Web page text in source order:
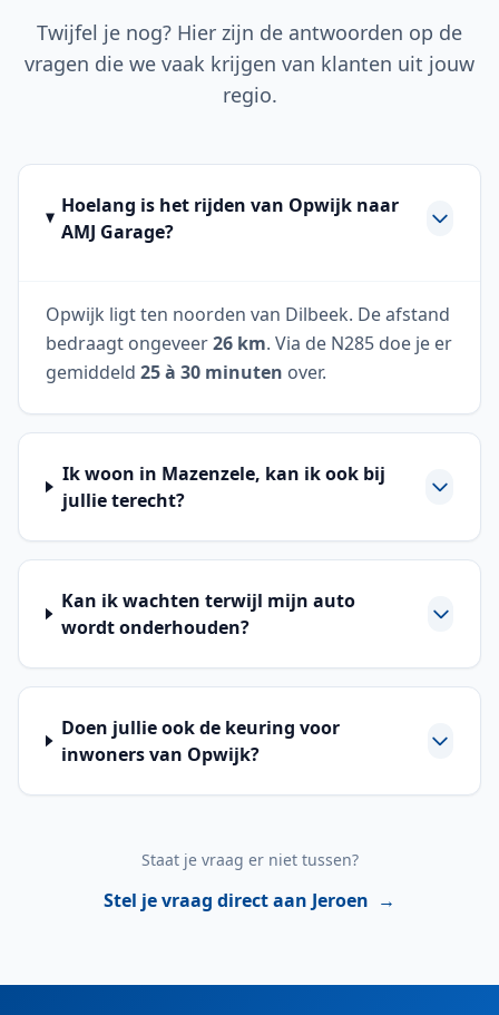
Twijfel je nog? Hier zijn de antwoorden op de
vragen die we vaak krijgen van klanten uit jouw
regio.
Hoelang is het rijden van Opwijk naar
AMJ Garage?
Opwijk ligt ten noorden van Dilbeek. De afstand
bedraagt ongeveer26 km. Via de N285 doe je er
gemiddeld 25 à 30 minuten over.
Ik woon in Mazenzele, kan ik ook bij
jullie terecht?
Kan ik wachten terwijl mijn auto
wordt onderhouden?
Doen jullie ook de keuring voor
inwoners van Opwijk?
Staat je vraag er niet tussen?
Stel je vraag direct aan Jeroen →